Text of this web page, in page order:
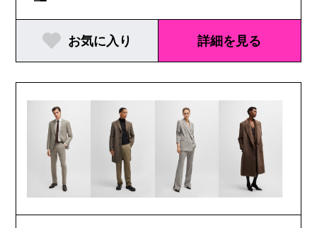
お気に入り 詳細を見る